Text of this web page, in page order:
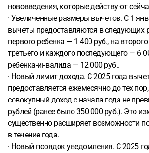
нововведения, которые действуют
· Увеличенные размеры вычетов. С 1
вычеты предоставляются в следующих
первого ребенка — 1 400 руб., на
третьего и каждого последующего — 6
ребенка-инвалида — 12 000 руб..
· Новый лимит дохода. С 2025 года
предоставляется ежемесячно до тех
совокупный доход с начала года не
рублей (ранее было 350 000 руб.). Это
существенно расширяет возможности
в течение года.
· Новый порядок уведомления. С 2025